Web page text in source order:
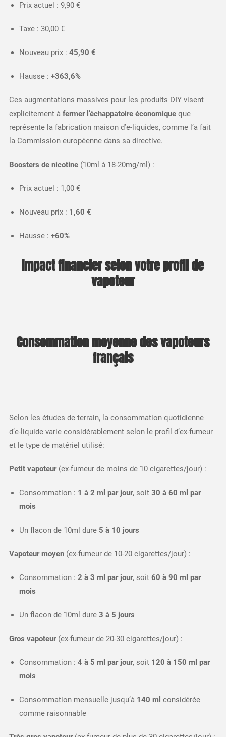
Prix actuel : 9,90 €
Taxe : 30,00 €
Nouveau prix : 45,90 €
Hausse : +363,6%
Ces augmentations massives pour les produits DIY visent
explicitement à fermer l’échappatoire économiqueque
représente la fabrication maison d’e-liquides, comme l’a fait
la Commission européenne dans sa directive.​
Boosters de nicotine(10ml à 18-20mg/ml) :
Prix actuel : 1,00 €
Nouveau prix : 1,60 €
Hausse : +60%
Impact financier selon votre profil de
vapoteur
Consommation moyenne des vapoteurs
français
Selon les études de terrain, la consommation quotidienne
d’e-liquide varie considérablement selon le profil d’ex-fumeur
et le type de matériel utilisé:​
Petit vapoteur(ex-fumeur de moins de 10 cigarettes/jour) :
Consommation : 1 à 2 ml par jour, soit 30 à 60 ml par
mois
Un flacon de 10ml dure 5 à 10 jours
Vapoteur moyen(ex-fumeur de 10-20 cigarettes/jour) :
Consommation : 2 à 3 ml par jour, soit 60 à 90 ml par
mois
Un flacon de 10ml dure 3 à 5 jours
Gros vapoteur(ex-fumeur de 20-30 cigarettes/jour) :
Consommation : 4 à 5 ml par jour, soit 120 à 150 ml par
mois
Consommation mensuelle jusqu’à 140 ml considérée
comme raisonnable​